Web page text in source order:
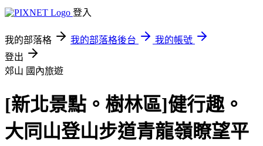
登入
我的部落格 我的部落格後台
我的帳號
登出
郊山 國內旅遊
[新北景點。樹林區]健行趣。
大同山登山步道青龍嶺瞭望平